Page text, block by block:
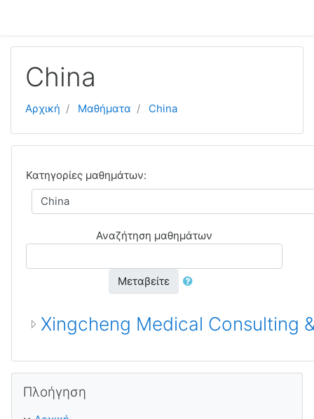
China
Αρχική Μαθήματα China
Κατηγορίες μαθημάτων:
Αναζήτηση μαθημάτων
Μεταβείτε
Xingcheng Medical Consulting
Πλοήγηση